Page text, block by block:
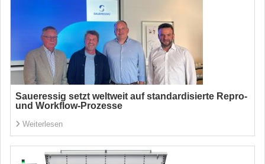
Saueressig setzt weltweit auf standardisierte Repro-
und Workflow-Prozesse
Weiterlesen